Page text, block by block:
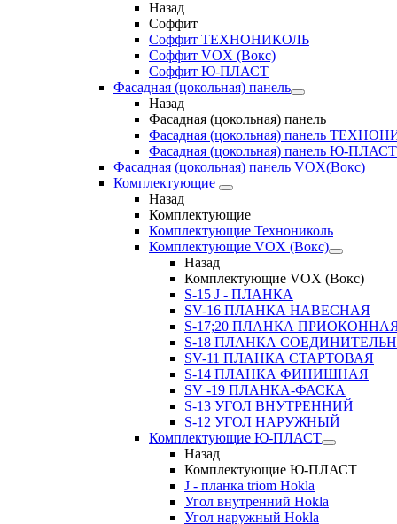
Назад
Соффит
Соффит ТЕХНОНИКОЛЬ
Соффит VOX (Вокс)
Соффит Ю-ПЛАСТ
Фасадная (цокольная) панель
Назад
Фасадная (цокольная) панель
Фасадная (цокольная) панель
Фасадная (цокольная) панель Ю-ПЛАСТ
Фасадная (цокольная) панель VOX(Вокс)
Комплектующие
Назад
Комплектующие
Комплектующие Технониколь
Комплектующие VOX (Вокс)
Назад
Комплектующие VOX (Вокс)
S-15 J - ПЛАНКА
SV-16 ПЛАНКА НАВЕСНАЯ
S-17;20 ПЛАНКА
S-18 ПЛАНКА
SV-11 ПЛАНКА СТАРТОВАЯ
S-14 ПЛАНКА ФИНИШНАЯ
SV -19 ПЛАНКА-ФАСКА
S-13 УГОЛ ВНУТРЕННИЙ
S-12 УГОЛ НАРУЖНЫЙ
Комплектующие Ю-ПЛАСТ
Назад
Комплектующие Ю-ПЛАСТ
J - планка triom Hokla
Угол внутренний Hokla
Угол наружный Hokla